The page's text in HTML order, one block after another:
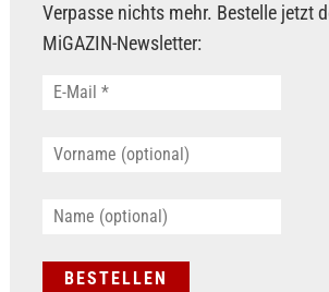
Verpasse nichts mehr. Bestelle jetzt
MiGAZIN-Newsletter: